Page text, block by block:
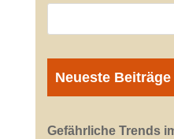
Neueste Beiträge
Gefährliche Trends